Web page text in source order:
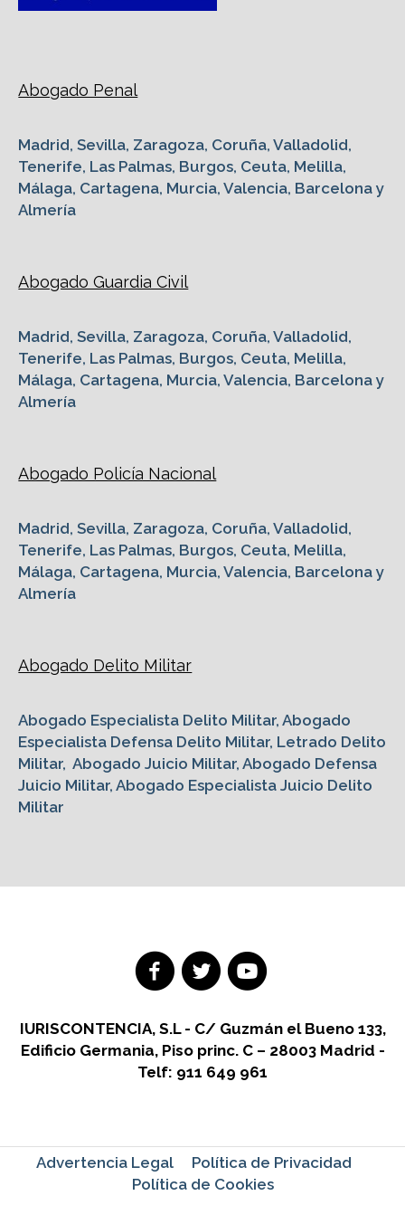
Abogado Penal
Madrid, Sevilla, Zaragoza, Coruña, Valladolid,
Tenerife, Las Palmas, Burgos, Ceuta, Melilla,
Málaga, Cartagena, Murcia, Valencia, Barcelona y
Almería
Abogado Guardia Civil
Madrid, Sevilla, Zaragoza, Coruña, Valladolid,
Tenerife, Las Palmas, Burgos, Ceuta, Melilla,
Málaga, Cartagena, Murcia, Valencia, Barcelona y
Almería
Abogado Policía Nacional
Madrid, Sevilla, Zaragoza, Coruña, Valladolid,
Tenerife, Las Palmas, Burgos, Ceuta, Melilla,
Málaga, Cartagena, Murcia, Valencia, Barcelona y
Almería
Abogado Delito Militar
Abogado Especialista Delito Militar, Abogado
Especialista Defensa Delito Militar, Letrado Delito
Militar, Abogado Juicio Militar, Abogado Defensa
Juicio Militar, Abogado Especialista Juicio Delito
Militar
IURISCONTENCIA, S.L - C/ Guzmán el Bueno 133,
Edificio Germania, Piso princ. C – 28003 Madrid -
Telf: 911 649 961
Advertencia Legal
Política de Privacidad
Política de Cookies